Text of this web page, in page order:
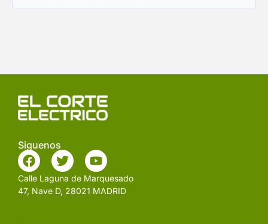
Siguenos
Calle Laguna de Marquesado
47, Nave D, 28021 MADRID